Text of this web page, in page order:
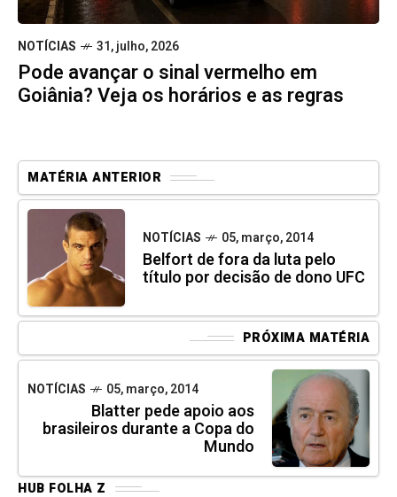
NOTÍCIAS 31, julho, 2026
Pode avançar o sinal vermelho em
Goiânia? Veja os horários e as regras
MATÉRIA ANTERIOR
NOTÍCIAS 05, março, 2014
Belfort de fora da luta pelo
título por decisão de dono UFC
PRÓXIMA MATÉRIA
NOTÍCIAS 05, março, 2014
Blatter pede apoio aos
brasileiros durante a Copa do
Mundo
HUB FOLHA Z